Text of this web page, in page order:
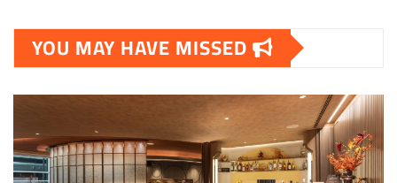
YOU MAY HAVE MISSED